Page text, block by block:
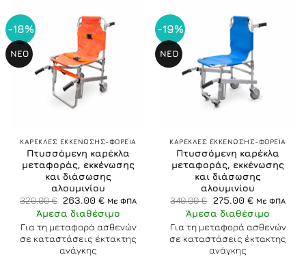
-18%
NEO
ΚΑΡΕΚΛΕΣ ΕΚΚΕΝΩΣΗΣ-ΦΟΡΕΙΑ
Πτυσσόμενη καρέκλα
μεταφοράς, εκκένωσης
και διάσωσης
αλουμινίου
320.00€ Original
price
was:
320.00 €.
263.00€Η
τιμή
είναι:
263.00 €.
Με ΦΠΑ
Άμεσα διαθέσιμο
Για τη μεταφορά ασθενών
σε καταστάσεις έκτακτης
ανάγκης
-19%
NEO
ΚΑΡΕΚΛΕΣ ΕΚΚΕΝΩΣΗΣ-ΦΟΡΕΙΑ
Πτυσσόμενη καρέκλα
μεταφοράς, εκκένωσης
και διάσωσης
αλουμινίου
340.00€ Original
price
was:
340.00 €.
275.00 €Η
τιμή
είναι:
275.00 €.
Με ΦΠΑ
Άμεσα διαθέσιμο
Για τη μεταφορά ασθενών
σε καταστάσεις έκτακτης
ανάγκης